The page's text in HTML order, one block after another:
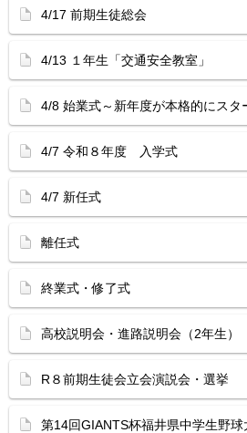
4/17 前期生徒総会
4/13 １年生「交通安全教室」
4/8 始業式～新年度が本格的にスタ
4/7 令和８年度 入学式
4/7 新任式
離任式
終業式・修了式
高校説明会・進路説明会（2年生）
R８前期生徒会立会演説会・選挙
第14回GIANTS杯福井県中学生野